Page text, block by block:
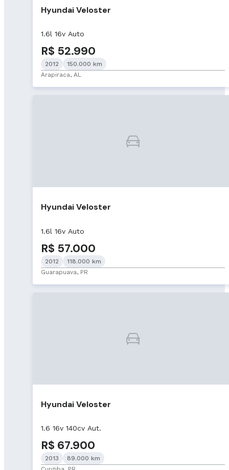
Hyundai Veloster
1.6l 16v Auto
R$ 52.990
2012
150.000 km
Arapiraca, AL
Hyundai Veloster
1.6l 16v Auto
R$ 57.000
2012
118.000 km
Guarapuava, PR
Hyundai Veloster
1.6 16v 140cv Aut.
R$ 67.900
2013
89.000 km